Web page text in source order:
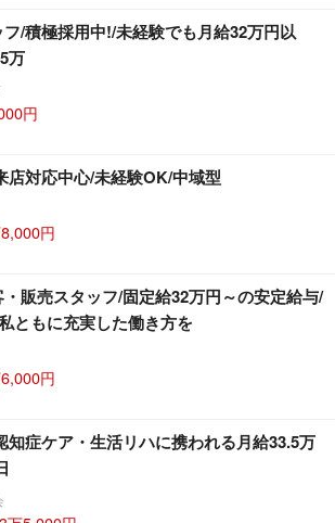
/積極採用中!/未経験でも月給32万円以
万
円
店対応中心/未経験OK/中域型
円
販売スタッフ/固定給32万円～の安定給与/
ともに充実した働き方を
円
知症ケア・生活リハに携われる月給33.5万